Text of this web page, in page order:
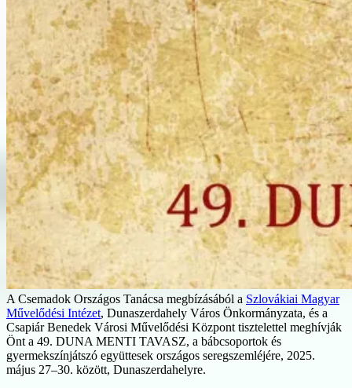
A Csemadok Országos Tanácsa megbízásából a Szlovákiai Magyar
Művelődési Intézet, Dunaszerdahely Város Önkormányzata, és a
Csapiár Benedek Városi Művelődési Központ tisztelettel meghívják
Önt a 49. DUNA MENTI TAVASZ, a bábcsoportok és
gyermekszínjátszó együttesek országos seregszemléjére, 2025.
május 27–30. között, Dunaszerdahelyre.